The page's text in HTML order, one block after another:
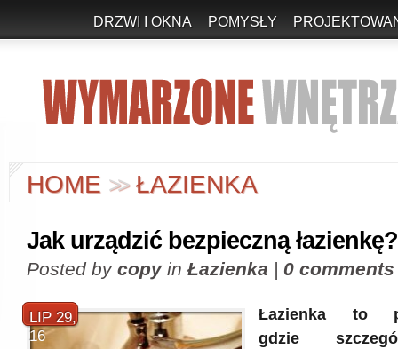
DRZWI I OKNA POMYSŁY
HOME >>ŁAZIENKA
Jak urządzić bezpieczną łazienkę?
Posted by copyin Łazienka | 0 comments
LIP 29,
16
Łazienka to
gdzie